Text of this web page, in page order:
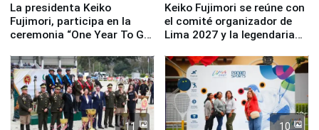
La presidenta Keiko
Fujimori, participa en la
ceremonia “One Year To Go
Keiko Fujimori se reúne con
el comité organizador de
Lima 2027 y la legendaria
11 10